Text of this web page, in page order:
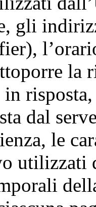
gli
la
dal
le
utilizzati